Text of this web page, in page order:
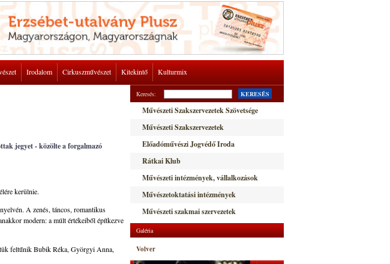
Irodalom Cirkuszművészet Kitekintő Kulturmix
jegyet - közölte a forgalmazó
kerülnie.
A zenés, táncos, romantikus
modern: a múlt értékeiből építkezve
feltűnik Bubik Réka, Györgyi Anna,
Keresés: KERESÉS
Művészeti Szakszervezetek Szövetsége
Művészeti Szakszervezetek
Előadóművészi Jogvédő Iroda
Rátkai Klub
Művészeti intézmények, vállalkozások
Művészetoktatási intézmények
Művészeti szakmai szervezetek
Galéria
Volver